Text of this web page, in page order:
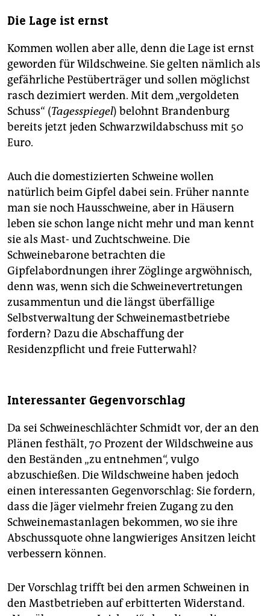
Die Lage ist ernst
Kommen wollen aber alle, denn die Lage ist ernst
geworden für Wildschweine. Sie gelten nämlich als
gefährliche Pestüberträger und sollen möglichst
rasch dezimiert werden. Mit dem „vergoldeten
Schuss“ (Tagesspiegel) belohnt Brandenburg
bereits jetzt jeden Schwarzwildabschuss mit 50
Euro.
Auch die domestizierten Schweine wollen
natürlich beim Gipfel dabei sein. Früher nannte
man sie noch Hausschweine, aber in Häusern
leben sie schon lange nicht mehr und man kennt
sie als Mast- und Zuchtschweine. Die
Schweinebarone betrachten die
Gipfelabordnungen ihrer Zöglinge argwöhnisch,
denn was, wenn sich die Schweinevertretungen
zusammentun und die längst überfällige
Selbstverwaltung der Schweinemastbetriebe
fordern? Dazu die Abschaffung der
Residenzpflicht und freie Futterwahl?
Interessanter Gegenvorschlag
Da sei Schweineschlächter Schmidt vor, der an den
Plänen festhält, 70 Prozent der Wildschweine aus
den Beständen „zu entnehmen“, vulgo
abzuschießen. Die Wildschweine haben jedoch
einen interessanten Gegenvorschlag: Sie fordern,
dass die Jäger vielmehr freien Zugang zu den
Schweinemastanlagen bekommen, wo sie ihre
Abschussquote ohne langwieriges Ansitzen leicht
verbessern können.
Der Vorschlag trifft bei den armen Schweinen in
den Mastbetrieben auf erbitterten Widerstand.